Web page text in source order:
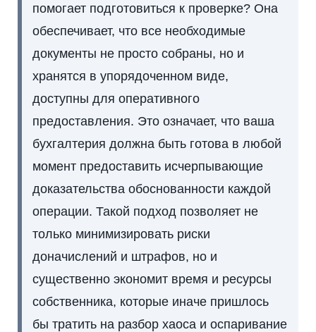
помогает подготовиться к проверке? Она
обеспечивает, что все необходимые
документы не просто собраны, но и
хранятся в упорядоченном виде,
доступны для оперативного
предоставления. Это означает, что ваша
бухгалтерия должна быть готова в любой
момент предоставить исчерпывающие
доказательства обоснованности каждой
операции. Такой подход позволяет не
только минимизировать риски
доначислений и штрафов, но и
существенно экономит время и ресурсы
собственника, которые иначе пришлось
бы тратить на разбор хаоса и оспаривание